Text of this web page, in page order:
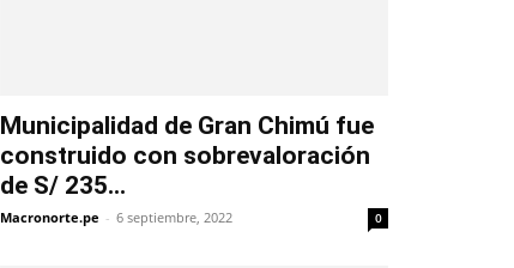
Municipalidad de Gran Chimú fue
construido con sobrevaloración
de S/ 235...
Macronorte.pe - 6 septiembre, 2022 0